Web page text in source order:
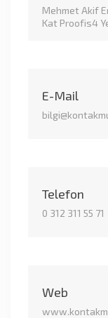
Mehmet Akif
Kat Proofis4
E-Mail
Telefon
0 312 311 55 71
Web